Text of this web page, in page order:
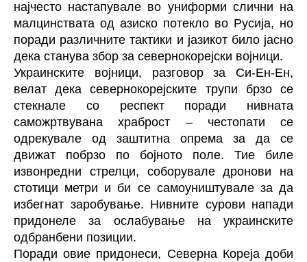
најчесто настапувале во униформи слични на
малцинствата од азиско потекло во Русија, но
поради различните тактики и јазикот било јасно
дека станува збор за севернокорејски војници.
Украинските војници, разговор за Си-Ен-Ен,
велат дека севернокорејските трупи брзо се
стекнале со респект поради нивната
саможртвувана храброст – честопати се
одрекувале од заштитна опрема за да се
движат побрзо по бојното поле. Тие биле
извонредни стрелци, соборувале дронови на
стотици метри и би се самоуништувале за да
избегнат заробување. Нивните сурови напади
придонеле за ослабување на украинските
одбранбени позиции.
Поради овие придонеси, Северна Кореја доби